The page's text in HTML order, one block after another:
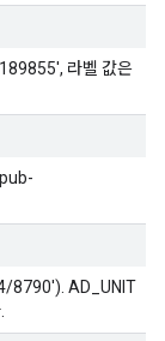
라벨 값은
8790'). AD_UNIT